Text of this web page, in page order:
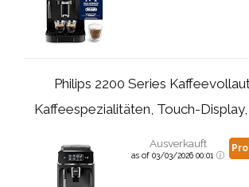
Philips 2200 Series
Kaffeespezialitäten, Touch-Display,
Ausverkauft
as of 03/03/2026 00:01